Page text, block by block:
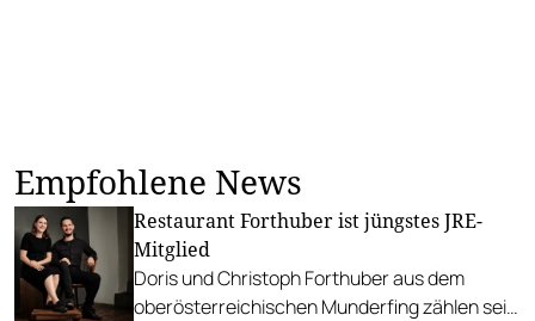
Empfohlene News
Restaurant Forthuber ist jüngstes JRE-
Mitglied
Doris und Christoph Forthuber aus dem
oberösterreichischen Munderfing zählen seit